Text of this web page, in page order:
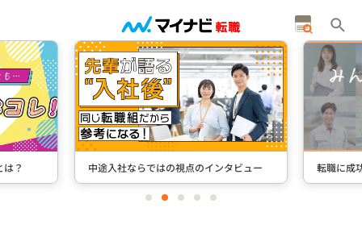
？ 中途入社ならではの視点のインタビュー 転職に成
itemitemitemitemitem